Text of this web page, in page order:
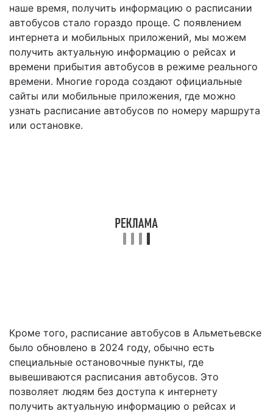
наше время, получить информацию о расписании
автобусов стало гораздо проще. С появлением
интернета и мобильных приложений, мы можем
получить актуальную информацию о рейсах и
времени прибытия автобусов в режиме реального
времени. Многие города создают официальные
сайты или мобильные приложения, где можно
узнать расписание автобусов по номеру маршрута
или остановке.
Кроме того, расписание автобусов в Альметьевске
было обновлено в 2024 году, обычно есть
специальные остановочные пункты, где
вывешиваются расписания автобусов. Это
позволяет людям без доступа к интернету
получить актуальную информацию о рейсах и